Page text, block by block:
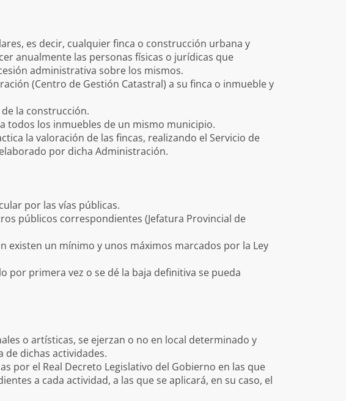
es decir, cualquier finca o construcción urbana y
anualmente las personas físicas o jurídicas que
administrativa sobre los mismos.
(Centro de Gestión Catastral) a su finca o inmueble y
la construcción.
todos los inmuebles de un mismo municipio.
la valoración de las fincas, realizando el Servicio de
por dicha Administración.
por las vías públicas.
públicos correspondientes (Jefatura Provincial de
existen un mínimo y unos máximos marcados por la Ley
por primera vez o se dé la baja definitiva se pueda
o artísticas, se ejerzan o no en local determinado y
de dichas actividades.
por el Real Decreto Legislativo del Gobierno en las que
a cada actividad, a las que se aplicará, en su caso, el